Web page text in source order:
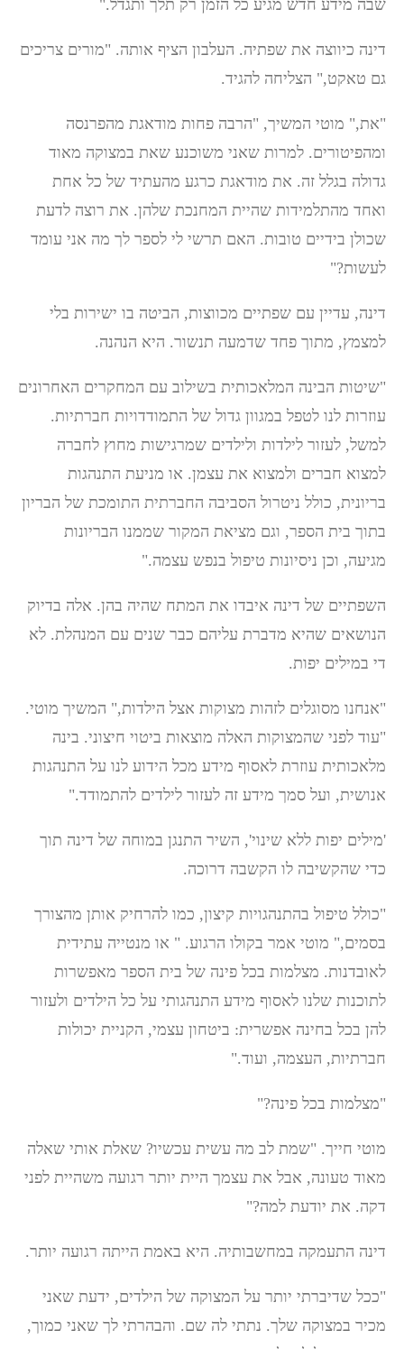
שבה מידע חדש מגיע כל הזמן רק תלך ותגדל."
דינה כיווצה את שפתיה. העלבון הציף אותה. "מורים צריכים
גם טאקט," הצליחה להגיד.
"את," מוטי המשיך, "הרבה פחות מודאגת מהפרנסה
ומהפיטורים. למרות שאני משוכנע שאת במצוקה מאוד
גדולה בגלל זה. את מודאגת כרגע מהעתיד של כל אחת
ואחד מהתלמידות שהיית המחנכת שלהן. את רוצה לדעת
שכולן בידיים טובות. האם תרשי לי לספר לך מה אני עומד
לעשות?"
דינה, עדיין עם שפתיים מכווצות, הביטה בו ישירות בלי
למצמץ, מתוך פחד שדמעה תנשור. היא הנהנה.
"שיטות הבינה המלאכותית בשילוב עם המחקרים האחרונים
עוזרות לנו לטפל במגוון גדול של התמודדויות חברתיות.
למשל, לעזור לילדות ולילדים שמרגישות מחוץ לחברה
למצוא חברים ולמצוא את עצמן. או מניעת התנהגות
בריונית, כולל ניטרול הסביבה החברתית התומכת של הבריון
בתוך בית הספר, וגם מציאת המקור שממנו הבריונות
מגיעה, וכן ניסיונות טיפול בנפש עצמה."
השפתיים של דינה איבדו את המתח שהיה בהן. אלה בדיוק
הנושאים שהיא מדברת עליהם כבר שנים עם המנהלת. לא
די במילים יפות.
"אנחנו מסוגלים לזהות מצוקות אצל הילדות," המשיך מוטי.
"עוד לפני שהמצוקות האלה מוצאות ביטוי חיצוני. בינה
מלאכותית עוזרת לאסוף מידע מכל הידוע לנו על התנהגות
אנושית, ועל סמך מידע זה לעזור לילדים להתמודד."
'מילים יפות ללא שינוי', השיר התנגן במוחה של דינה תוך
כדי שהקשיבה לו הקשבה דרוכה.
"כולל טיפול בהתנהגויות קיצון, כמו להרחיק אותן מהצורך
בסמים," מוטי אמר בקולו הרגוע. " או מנטייה עתידית
לאובדנות. מצלמות בכל פינה של בית הספר מאפשרות
לתוכנות שלנו לאסוף מידע התנהגותי על כל הילדים ולעזור
להן בכל בחינה אפשרית: ביטחון עצמי, הקניית יכולות
חברתיות, העצמה, ועוד."
"מצלמות בכל פינה?"
מוטי חייך. "שמת לב מה עשית עכשיו? שאלת אותי שאלה
מאוד טעונה, אבל את עצמך היית יותר רגועה משהיית לפני
דקה. את יודעת למה?"
דינה התעמקה במחשבותיה. היא באמת הייתה רגועה יותר.
"ככל שדיברתי יותר על המצוקה של הילדים, ידעת שאני
מכיר במצוקה שלך. נתתי לה שם. והבהרתי לך שאני כמוך,